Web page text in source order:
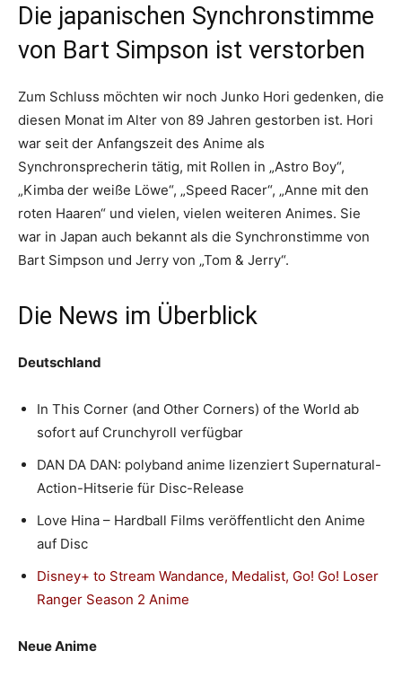
Die japanischen Synchronstimme
von Bart Simpson ist verstorben
Zum Schluss möchten wir noch Junko Hori gedenken, die
diesen Monat im Alter von 89 Jahren gestorben ist. Hori
war seit der Anfangszeit des Anime als
Synchronsprecherin tätig, mit Rollen in „Astro Boy“,
„Kimba der weiße Löwe“, „Speed Racer“, „Anne mit den
roten Haaren“ und vielen, vielen weiteren Animes. Sie
war in Japan auch bekannt als die Synchronstimme von
Bart Simpson und Jerry von „Tom & Jerry“.
Die News im Überblick
Deutschland
In This Corner (and Other Corners) of the World ab
sofort auf Crunchyroll verfügbar
DAN DA DAN: polyband anime lizenziert Supernatural-
Action-Hitserie für Disc-Release
Love Hina – Hardball Films veröffentlicht den Anime
auf Disc
Disney+ to Stream Wandance, Medalist, Go! Go! Loser
Ranger Season 2 Anime
Neue Anime